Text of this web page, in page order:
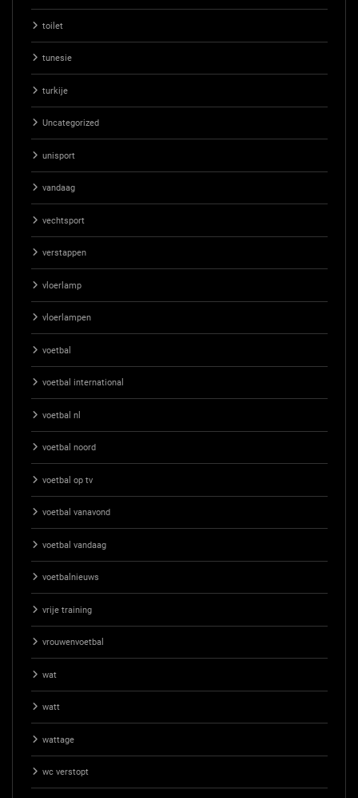
toilet
tunesie
turkije
Uncategorized
unisport
vandaag
vechtsport
verstappen
vloerlamp
vloerlampen
voetbal
voetbal international
voetbal nl
voetbal noord
voetbal op tv
voetbal vanavond
voetbal vandaag
voetbalnieuws
vrije training
vrouwenvoetbal
wat
watt
wattage
wc verstopt